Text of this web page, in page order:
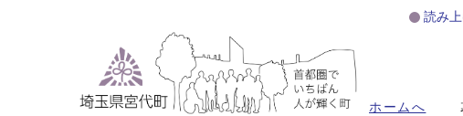
読み
ホームへ